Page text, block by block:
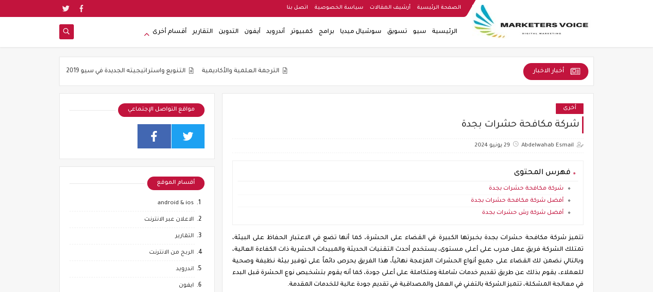
الصفحة الرئيسية أرشيف المقالات سياسة الخصوصية اتصل بنا
الرئيسية سيو تسويق سوشيال ميديا برامج كمبيوتر أندرويد آيفون التدوين التقارير أقسام أخرى
أخبار الاخبار الترجمة العلمية والأكاديمية التنويع واستراتيجيته الجديدة في سيو 2019 جوده المواضيع و ليس عددها هو
أخرى
شركة مكافحة حشرات بجدة
Abdelwahab Esmail 29 يونيو 2024
فهرس المحتوى
شركة مكافحة حشرات بجدة
أفضل شركة مكافحة حشرات بجدة
أفضل شركة رش حشرات بجدة
تتميز شركة مكافحة حشرات بجدة بخبرتها الكبيرة في القضاء على الحشرة، كما أنها تضع في الاعتبار الحفاظ على البيئة،
تمتلك الشركة فريق عمل مدرب على أعلى مستوى، يستخدم أحدث التقنيات الحديثة والمبيدات الحشرية ذات الكفاءة العالية،
وبالتالي نضمن لك القضاء على جميع أنواع الحشرات المزعجة نهائياً، هذا الفريق يحرص دائماً على توفير بيئة نظيفة وصحية
للعملاء، يقوم بذلك عن طريق تقديم خدمات شاملة ومتكاملة على أعلى جودة، كما أنه يقوم بتشخيص نوع الحشرة قبل البدء
في معالجة المشكلة، تتميز الشركة بالتفني في العمل والمصداقية في تقديم جودة عالية للخدمات المقدمة.
مواقع التواصل الإجتماعي
أقسام الموقع
android & ios
الاعلان عبر الانترنت
التقارير
الربح من الانترنت
اندرويد
ايفون